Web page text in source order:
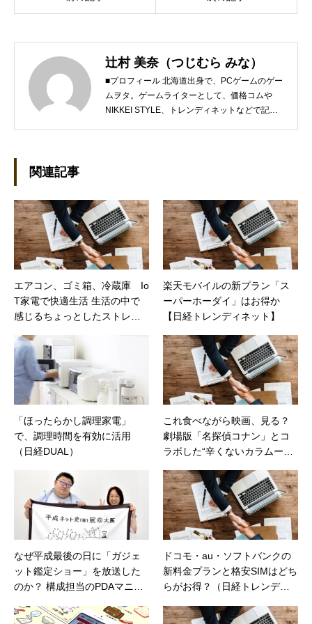
辻村 美奈（つじむら みな）
■プロフィール 北海道出身で、PCゲームのゲー
ムヲタ。ゲームライターとして、価格コムや
NIKKEI STYLE、トレンディネットなどで記事
関連記事
エアコン、ゴミ箱、冷蔵庫 Io
T家電で快適生活 生活の中で
感じるちょっとしたストレ
も？（日経DUAL）
楽天モバイルの新プラン「ス
ーパーホーダイ」はお得か
【日経トレンディネット】
「ほったらかし調理家電」
で、調理時間を有効に活用
（日経DUAL）
これ食べながら映画、見る？
劇場版「名探偵コナン」とコ
ラボした“辛くないカラムーチ
ン）
なぜ平成最後の日に「ガジェ
ット鑑定ショー」を放送した
のか？ 構成担当のPDAマニア
ドコモ・au・ソフトバンクの
新料金プランと格安SIMはどち
らがお得？（日経トレンディ